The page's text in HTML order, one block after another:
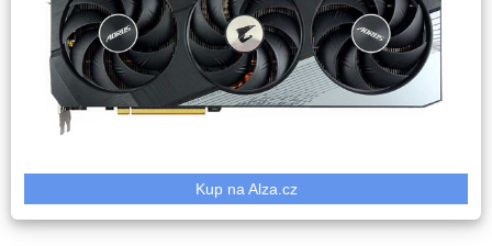
Kup na Alza.cz